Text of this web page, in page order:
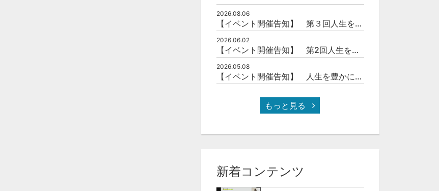
2026.08.06
【イベント開催告知】 第３回人生を豊かにする「本の力」を学ぶ会
2026.06.02
【イベント開催告知】 第2回人生を豊かにする「本の力」を学ぶ会
2026.05.08
【イベント開催告知】 人生を豊かにする「本の力」を学ぶ会
もっと見る
新着コンテンツ